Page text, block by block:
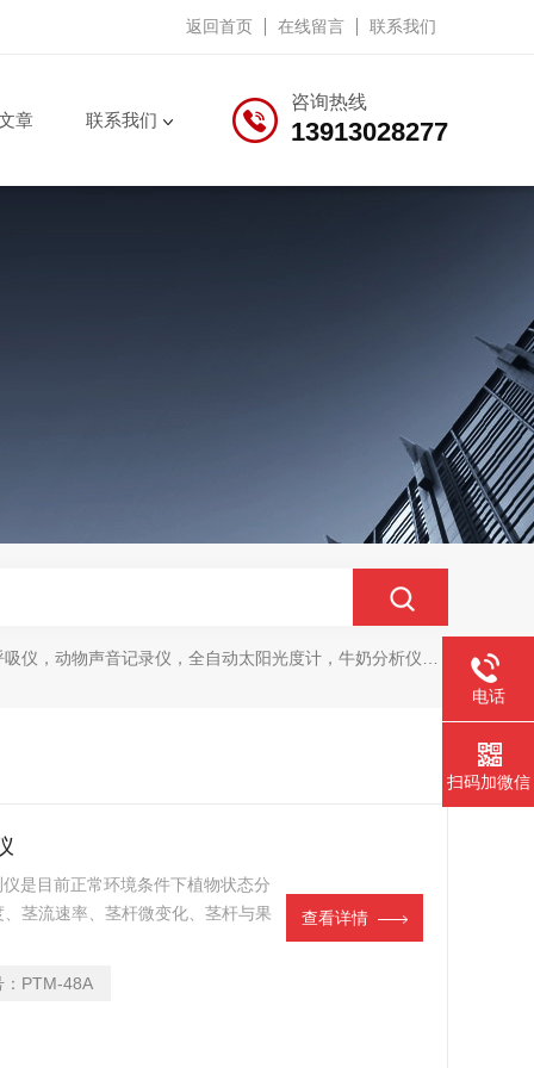
返回首页 在线留言 联系我们
咨询热线
13913028277
章 联系我们
声音记录仪，全自动太阳光度计，牛奶分析仪，牛奶体细胞测定仪，质构仪，高胶强度测定仪
是目前正常环境条件下植物状态分
茎流速率、茎杆微变化、茎杆与果
PTM-48A
查看详情
电话
扫码加微信